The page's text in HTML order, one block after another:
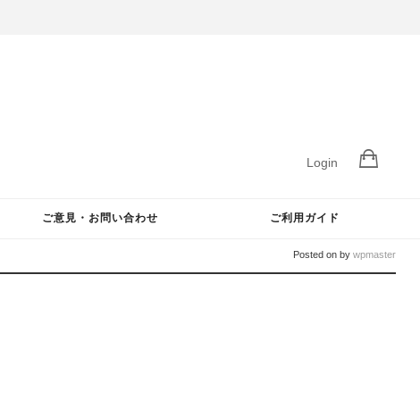
Login
ご意見・お問い合わせ ご利用ガイド
Posted on bywpmaster